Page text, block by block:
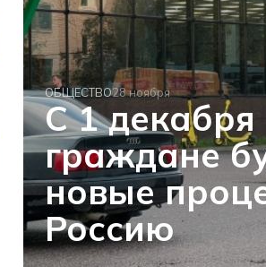
ОБЩЕСТВО28 ноября
С 1
граждане
новые
Россию